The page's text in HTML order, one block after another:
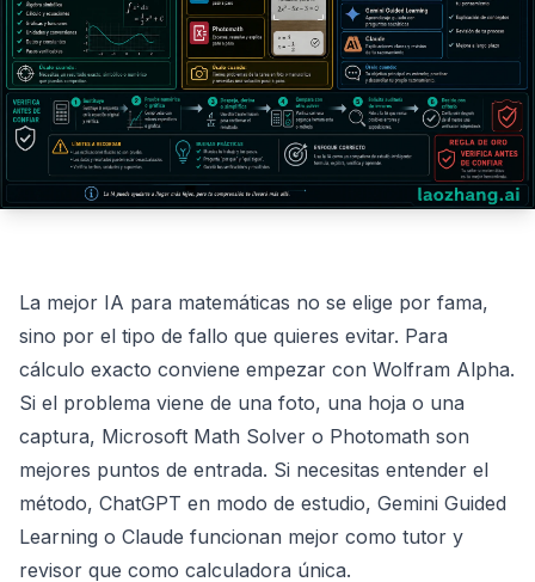
La mejor IA para matemáticas no se elige por fama,
sino por el tipo de fallo que quieres evitar. Para
cálculo exacto conviene empezar con Wolfram Alpha.
Si el problema viene de una foto, una hoja o una
captura, Microsoft Math Solver o Photomath son
mejores puntos de entrada. Si necesitas entender el
método, ChatGPT en modo de estudio, Gemini Guided
Learning o Claude funcionan mejor como tutor y
revisor que como calculadora única.